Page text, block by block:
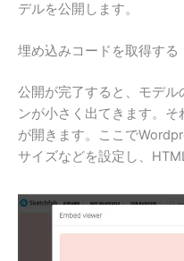
デルを公開します。
埋め込みコードを取得する
公開が完了すると、モデル
ンが小さく出てきます。
が開きます。ここで
サイズなどを設定し、